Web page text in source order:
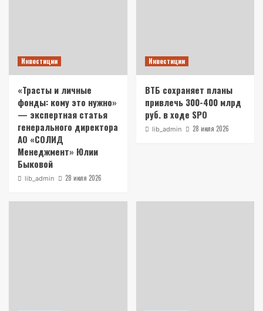
Инвестиции
«Трасты и личные
фонды: кому это нужно»
— экспертная статья
генерального директора
АО «СОЛИД
Менеджмент» Юлии
Быковой
lib_admin 28 июля 2026
Инвестиции
ВТБ сохраняет планы
привлечь 300-400 млрд
руб. в ходе SPO
lib_admin 28 июля 2026